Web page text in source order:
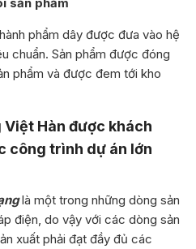
phẩm dây được đưa vào hệ
chuẩn. Sản phẩm được đóng
phẩm và được đem tới kho
Hàn được khách
công trình dự án lớn
là một trong những dòng sản
điện, do vậy với các dòng sản
xuất phải đạt đầy đủ các